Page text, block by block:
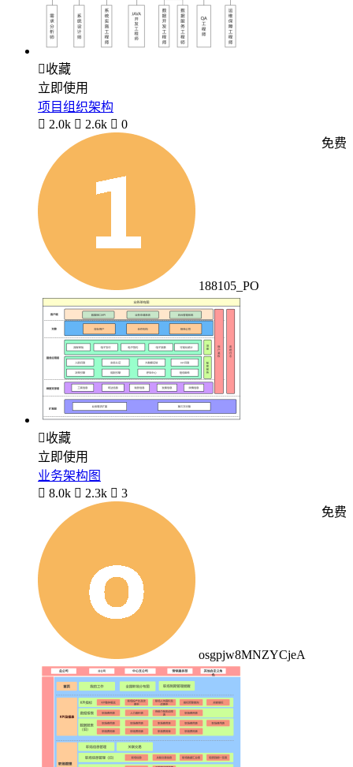
收藏
立即使用
项目组织架构
 2.0k  2.6k  0
188105_PO
免费
收藏
立即使用
业务架构图
 8.0k  2.3k  3
osgpjw8MNZYCjeA
免费